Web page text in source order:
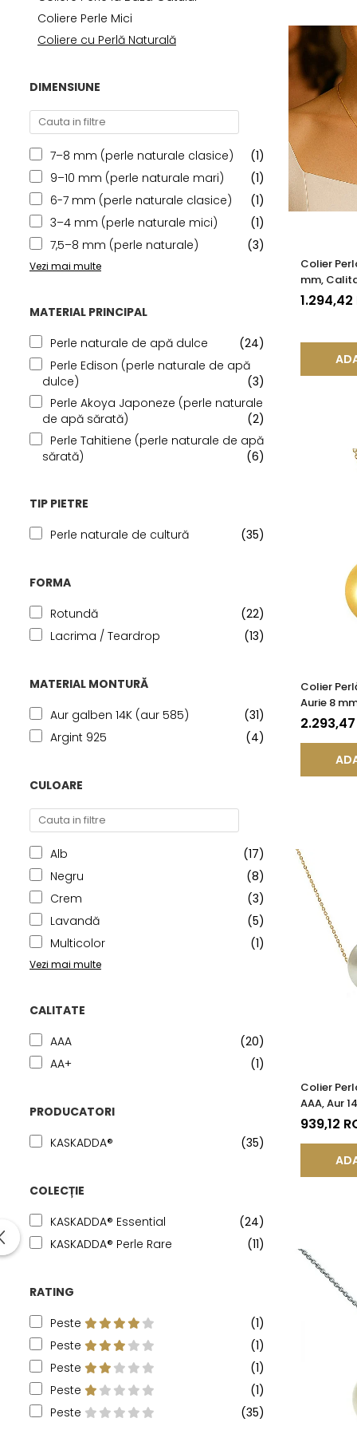
Seturi Perle cu Argint
Brățări cu Perle
Brose cu Perle
Coliere Perle Mici
Coliere cu Perlă Naturală
DIMENSIUNE
7–8 mm (perle naturale clasice)
(1)
9–10 mm (perle naturale mari)
(1)
6-7 mm (perle naturale clasice)
(1)
3–4 mm (perle naturale mici)
(1)
7,5–8 mm (perle naturale)
(3)
Vezi mai multe
MATERIAL PRINCIPAL
Perle naturale de apă dulce
(24)
Perle Edison (perle naturale de apă
dulce)
(3)
Perle Akoya Japoneze (perle naturale
de apă sărată)
(2)
Perle Tahitiene (perle naturale de apă
sărată)
(6)
TIP PIETRE
Perle naturale de cultură
(35)
FORMA
Rotundă
(22)
Lacrima / Teardrop
(13)
MATERIAL MONTURĂ
Aur galben 14K (aur 585)
(31)
Argint 925
(4)
CULOARE
Alb
(17)
Negru
(8)
Crem
(3)
Lavandă
(5)
Multicolor
(1)
Vezi mai multe
CALITATE
AAA
(20)
AA+
(1)
PRODUCATORI
KASKADDA®
(35)
COLECȚIE
KASKADDA® Essential
(24)
KASKADDA® Perle Rare
(11)
RATING
Peste
(1)
Peste
(1)
Peste
(1)
Peste
(1)
Peste
(35)
Colier
mm,
585) |
1.294,42
Colier
Aurie 8
14K |
2.293,47
Colier
AAA, Aur
939,12